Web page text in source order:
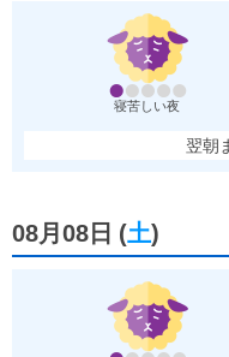
寝苦しい夜
翌朝
08月08日 (土)